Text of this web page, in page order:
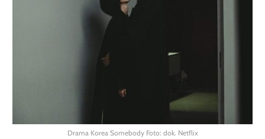
Drama Korea Somebody Foto: dok. Netflix